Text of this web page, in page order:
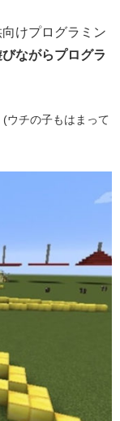
けプログラミン
ながらプログラ
ウチの子もはまって